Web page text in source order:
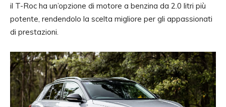
il T-Roc ha un’opzione di motore a benzina da 2.0 litri più
potente, rendendolo la scelta migliore per gli appassionati
di prestazioni.